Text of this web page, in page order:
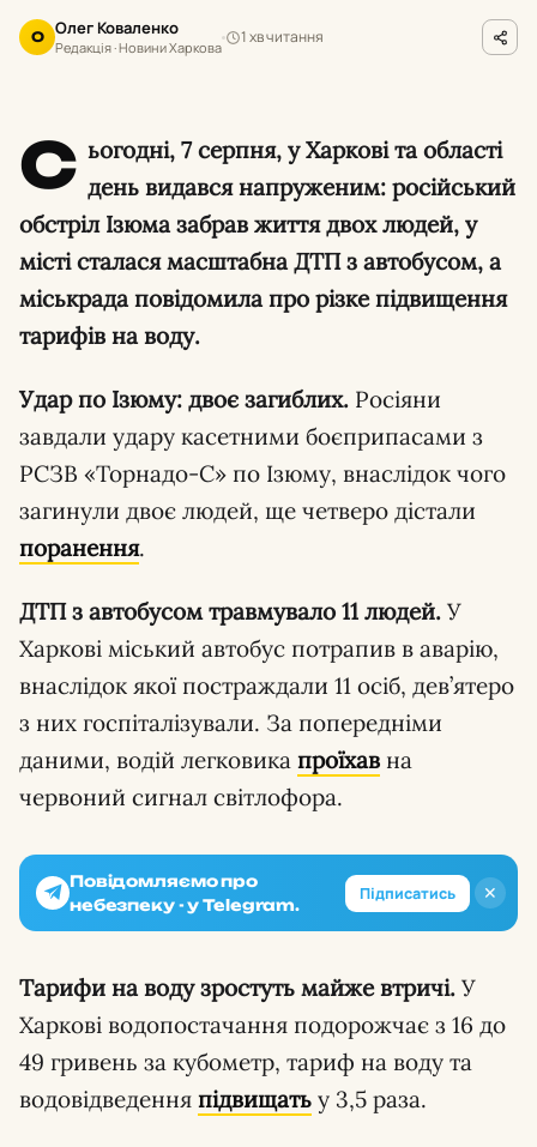
О Олег Коваленко
Редакція · Новини Харкова
1 хв читання
С ьогодні, 7 серпня, у Харкові та області
день видався напруженим: російський
обстріл Ізюма забрав життя двох людей, у
місті сталася масштабна ДТП з автобусом, а
міськрада повідомила про різке підвищення
тарифів на воду.
Удар по Ізюму: двоє загиблих. Росіяни
завдали удару касетними боєприпасами з
РСЗВ «Торнадо-С» по Ізюму, внаслідок чого
загинули двоє людей, ще четверо дістали
поранення.
ДТП з автобусом травмувало 11 людей. У
Харкові міський автобус потрапив в аварію,
внаслідок якої постраждали 11 осіб, дев’ятеро
з них госпіталізували. За попередніми
даними, водій легковика проїхав на
червоний сигнал світлофора.
✕
Повідомляємо про
небезпеку - у Telegram.
Підписатись
Тарифи на воду зростуть майже втричі. У
Харкові водопостачання подорожчає з 16 до
49 гривень за кубометр, тариф на воду та
водовідведення підвищать у 3,5 раза.